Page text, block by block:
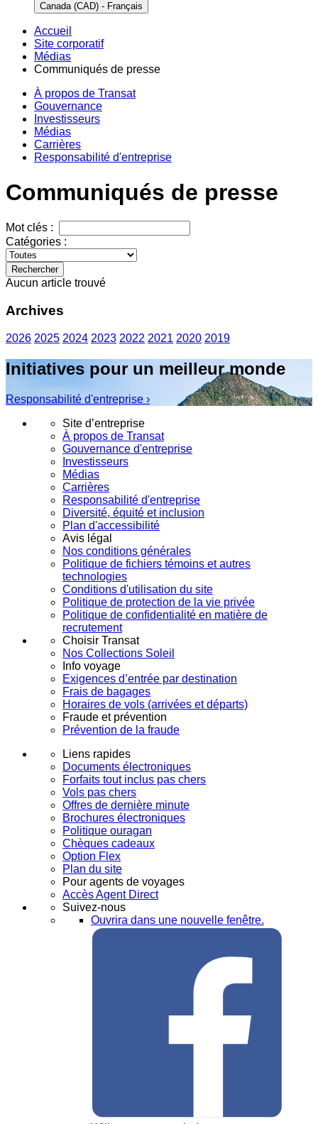
Canada (CAD) - Français
Accueil
Site corporatif
Médias
Communiqués de presse
À propos de Transat
Gouvernance
Investisseurs
Médias
Carrières
Responsabilité d'entreprise
Communiqués de presse
Mot clés :
Catégories :
Rechercher
Aucun article trouvé
Archives
2026 2025 2024 2023 2022 2021 2020 2019
Initiatives pour un meilleur monde
Responsabilité d'entreprise ›
Site d’entreprise
À propos de Transat
Gouvernance d'entreprise
Investisseurs
Médias
Carrières
Responsabilité d'entreprise
Diversité, équité et inclusion
Plan d'accessibilité
Avis légal
Nos conditions générales
Politique de fichiers témoins et autres
technologies
Conditions d'utilisation du site
Politique de protection de la vie privée
Politique de confidentialité en matière de
recrutement
Choisir Transat
Nos Collections Soleil
Info voyage
Exigences d’entrée par destination
Frais de bagages
Horaires de vols (arrivées et départs)
Fraude et prévention
Prévention de la fraude
Liens rapides
Documents électroniques
Forfaits tout inclus pas chers
Vols pas chers
Offres de dernière minute
Brochures électroniques
Politique ouragan
Chèques cadeaux
Option Flex
Plan du site
Pour agents de voyages
Accès Agent Direct
Suivez-nous
Ouvrira dans une nouvelle fenêtre.